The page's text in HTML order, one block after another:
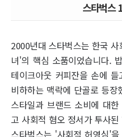
스타벅스
2000년대 스타벅스는 한국
녀'의 핵심 소품이었습니다.
테이크아웃 커피잔을 손에
비하하는 맥락에 단골로 등
스타일과 브랜드 소비에 대
고 사회적 혐오 정서가 투사
스타벅스는 '사회적 허영심'